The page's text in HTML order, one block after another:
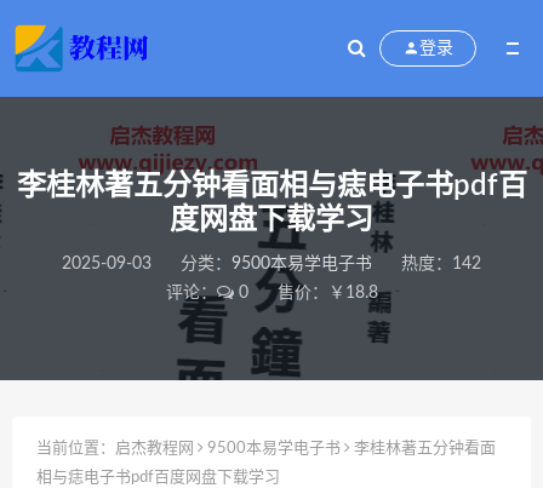
登录
李桂林著五分钟看面相与痣电子书pdf百
度网盘下载学习
2025-09-03 分类： 9500本易学电子书
热度：142
评论：
0 售价：￥18.8
当前位置： 启杰教程网 9500本易学电子书
李桂林著五分钟看面
相与痣电子书pdf百度网盘下载学习